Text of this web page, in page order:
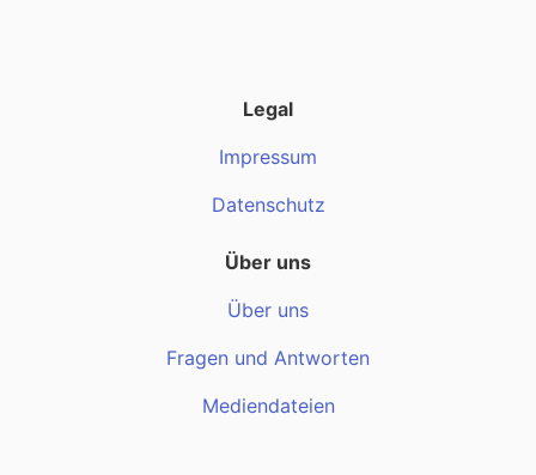
Legal
Impressum
Datenschutz
Über uns
Über uns
Fragen und Antworten
Mediendateien